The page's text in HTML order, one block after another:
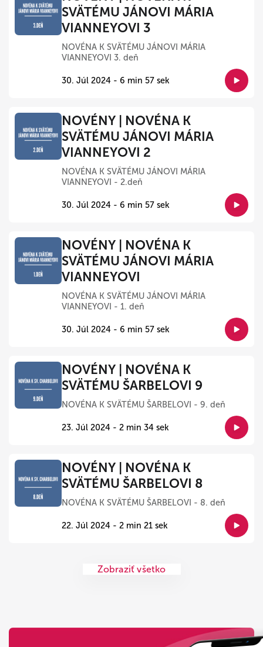
SVÄTÉMU JÁNOVI MÁRIA
VIANNEYOVI 3
NOVÉNA K SVÄTÉMU JÁNOVI MÁRIA
VIANNEYOVI 3. deň
30. Júl 2024 - 6 min 57 sek
NOVÉNY | NOVÉNA K
SVÄTÉMU JÁNOVI MÁRIA
VIANNEYOVI 2
NOVÉNA K SVÄTÉMU JÁNOVI MÁRIA
VIANNEYOVI - 2.deň
30. Júl 2024 - 6 min 57 sek
NOVÉNY | NOVÉNA K
SVÄTÉMU JÁNOVI MÁRIA
VIANNEYOVI
NOVÉNA K SVÄTÉMU JÁNOVI MÁRIA
VIANNEYOVI - 1. deň
30. Júl 2024 - 6 min 57 sek
NOVÉNY | NOVÉNA K
SVÄTÉMU ŠARBELOVI 9
NOVÉNA K SVÄTÉMU ŠARBELOVI - 9. deň
23. Júl 2024 - 2 min 34 sek
NOVÉNY | NOVÉNA K
SVÄTÉMU ŠARBELOVI 8
NOVÉNA K SVÄTÉMU ŠARBELOVI - 8. deň
22. Júl 2024 - 2 min 21 sek
Zobraziť všetko